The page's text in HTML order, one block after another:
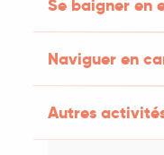
Se baigner en
Naviguer en
Autres
110€ la nuitée